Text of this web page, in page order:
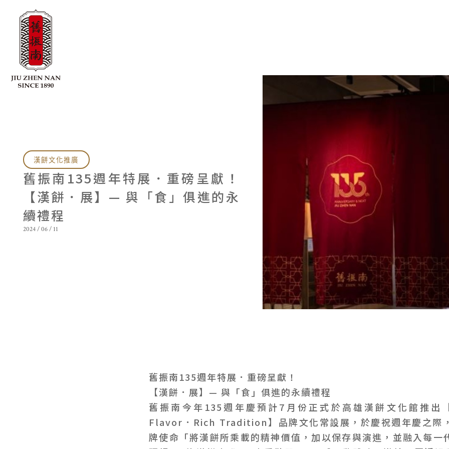
漢餅文化推廣
舊振南135週年特展．重磅呈獻！
【漢餅．展】— 與「食」俱進的永
續禮程
2024 / 06 / 11
舊振南135週年特展．重磅呈獻！
【漢餅．展】— 與「食」俱進的永續禮程
舊振南今年135週年慶預計7月份正式於高雄漢餅文化館推出
Flavor．Rich Tradition】品牌文化常設展，於慶祝週年慶之際
牌使命「將漢餅所乘載的精神價值，加以保存與演進，並融入每一